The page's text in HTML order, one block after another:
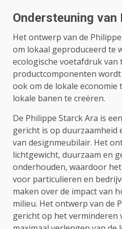
Ondersteuning
Het ontwerp van de
om lokaal geproduceerd te
ecologische voetafdruk
productcomponenten
ook om de lokale economie
lokale banen te creëren.
De Philippe Starck Ara is
gericht is op duurzaamheid
van designmeubilair. Het
lichtgewicht, duurzaam en
onderhouden, waardoor
voor particulieren en
maken over de impact van
milieu. Het ontwerp van de
gericht op het verminderen